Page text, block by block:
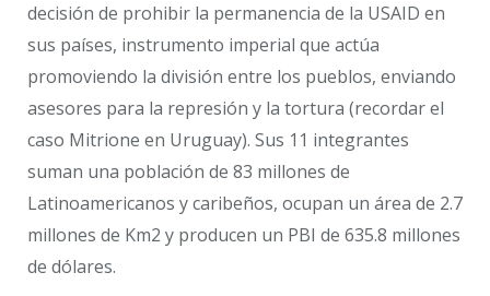
decisión de prohibir la permanencia de la USAID en
sus países, instrumento imperial que actúa
promoviendo la división entre los pueblos, enviando
asesores para la represión y la tortura (recordar el
caso Mitrione en Uruguay). Sus 11 integrantes
suman una población de 83 millones de
Latinoamericanos y caribeños, ocupan un área de 2.7
millones de Km2 y producen un PBI de 635.8 millones
de dólares.